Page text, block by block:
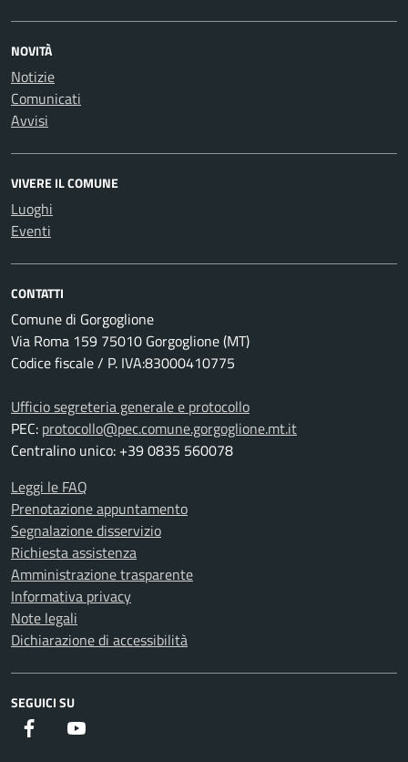
NOVITÀ
Notizie
Comunicati
Avvisi
VIVERE IL COMUNE
Luoghi
Eventi
CONTATTI
Comune di Gorgoglione
Via Roma 159 75010 Gorgoglione (MT)
Codice fiscale / P. IVA:83000410775
Ufficio segreteria generale e protocollo
PEC: protocollo@pec.comune.gorgoglione.mt.it
Centralino unico: +39 0835 560078
Leggi le FAQ
Prenotazione appuntamento
Segnalazione disservizio
Richiesta assistenza
Amministrazione trasparente
Informativa privacy
Note legali
Dichiarazione di accessibilità
SEGUICI SU
Facebook